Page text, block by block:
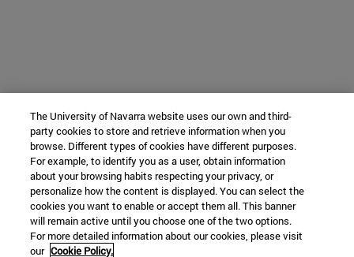
The University of Navarra website uses our own and third-
party cookies to store and retrieve information when you
browse. Different types of cookies have different purposes.
For example, to identify you as a user, obtain information
about your browsing habits respecting your privacy, or
personalize how the content is displayed. You can select the
cookies you want to enable or accept them all. This banner
will remain active until you choose one of the two options.
For more detailed information about our cookies, please visit
our Cookie Policy.